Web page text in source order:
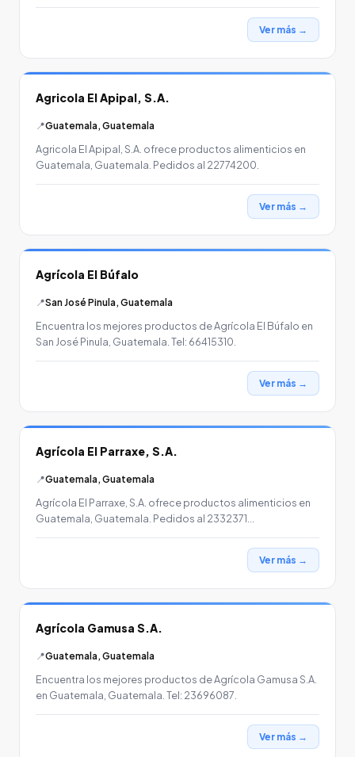
Ver más →
Agricola El Apipal, S.A.
📍Guatemala, Guatemala
Agricola El Apipal, S.A. ofrece productos alimenticios en
Guatemala, Guatemala. Pedidos al 22774200.
Ver más →
Agrícola El Búfalo
📍San José Pinula, Guatemala
Encuentra los mejores productos de Agrícola El Búfalo en
San José Pinula, Guatemala. Tel: 66415310.
Ver más →
Agrícola El Parraxe, S.A.
📍Guatemala, Guatemala
Agrícola El Parraxe, S.A. ofrece productos alimenticios en
Guatemala, Guatemala. Pedidos al 2332371…
Ver más →
Agrícola Gamusa S.A.
📍Guatemala, Guatemala
Encuentra los mejores productos de Agrícola Gamusa S.A.
en Guatemala, Guatemala. Tel: 23696087.
Ver más →